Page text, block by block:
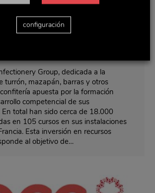
CG ha aumentado un 37% la
la formación de sus
Group, dedicada a la
turrón, mazapán, barras y otros
apuesta por la formación
competencial de sus
En total han sido cerca de 18.000
en 105 cursos en sus instalaciones
Esta inversión en recursos
al objetivo de…
configuración